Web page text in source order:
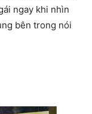
ngay khi nhìn
bên trong nói